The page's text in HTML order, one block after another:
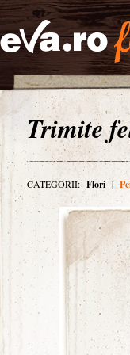
Trimite
CATEGORII: Flori |